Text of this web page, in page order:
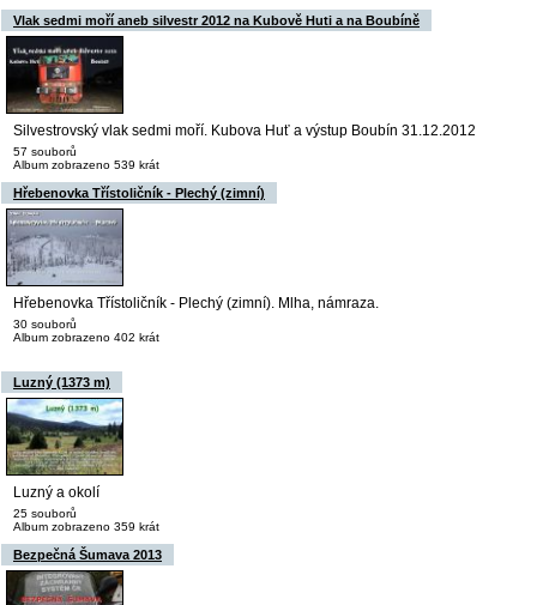
Vlak sedmi moří aneb silvestr 2012 na Kubově Huti a na Boubíně
Silvestrovský vlak sedmi moří. Kubova Huť a výstup Boubín 31.12.2012
57 souborů
Album zobrazeno 539 krát
Hřebenovka Třístoličník - Plechý (zimní)
Hřebenovka Třístoličník - Plechý (zimní). Mlha, námraza.
30 souborů
Album zobrazeno 402 krát
Luzný (1373 m)
Luzný a okolí
25 souborů
Album zobrazeno 359 krát
Bezpečná Šumava 2013